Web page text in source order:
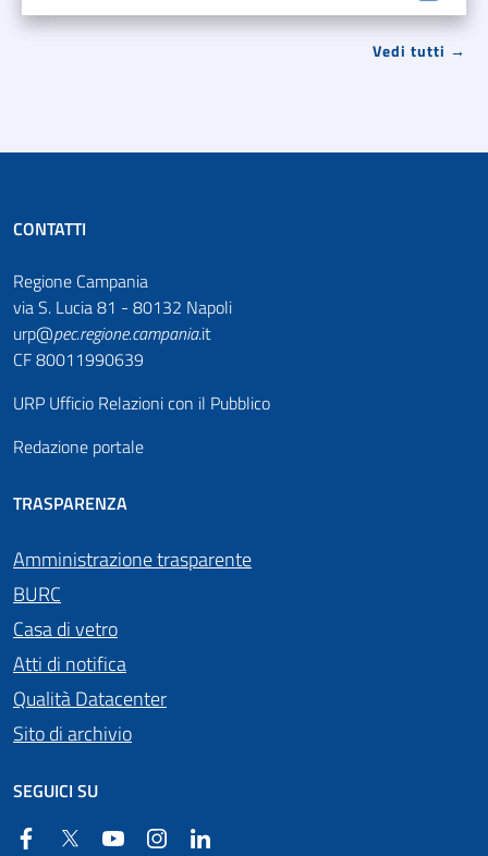
Vedi tutti →
CONTATTI
Regione Campania
via S. Lucia 81 - 80132 Napoli
urp@pec.regione.campania.it
CF 80011990639
URP Ufficio Relazioni con il Pubblico
Redazione portale
TRASPARENZA
Amministrazione trasparente
BURC
Casa di vetro
Atti di notifica
Qualità Datacenter
Sito di archivio
SEGUICI SU
FacebookTwitter YouTube Instagram